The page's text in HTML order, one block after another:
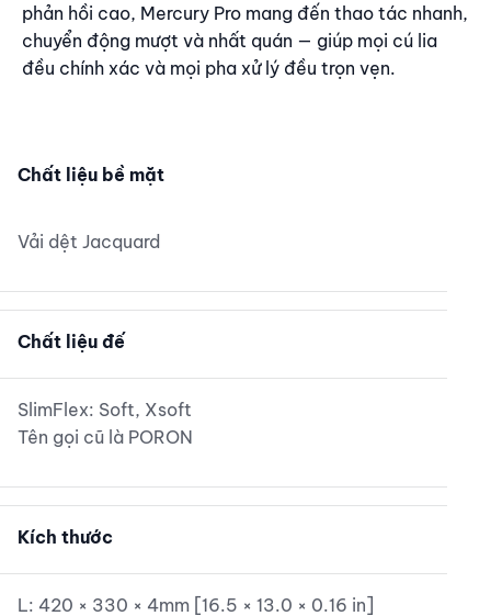
phản hồi cao, Mercury Pro mang đến thao tác nhanh,
chuyển động mượt và nhất quán — giúp mọi cú lia
đều chính xác và mọi pha xử lý đều trọn vẹn.
Chất liệu bề mặt
Vải dệt Jacquard
Chất liệu đế
SlimFlex: Soft, Xsoft
Tên gọi cũ là PORON
Kích thước
L: 420 × 330 × 4mm [16.5 × 13.0 × 0.16 in]